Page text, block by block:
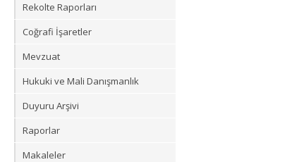
Rekolte Raporları
Coğrafi İşaretler
Mevzuat
Hukuki ve Mali Danışmanlık
Duyuru Arşivi
Raporlar
Makaleler